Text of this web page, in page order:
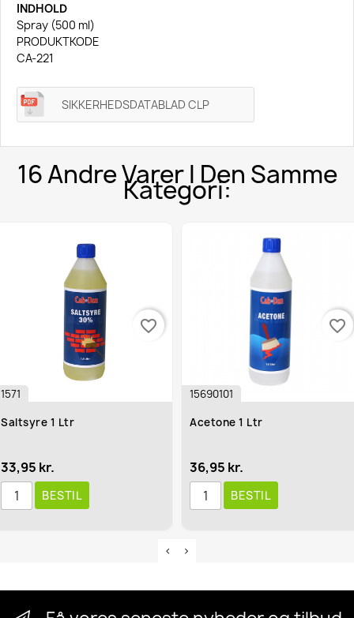
INDHOLD
Spray (500 ml)
PRODUKTKODE
CA-221
SIKKERHEDSDATABLAD CLP
16 Andre Varer I Den Samme
Kategori:
1571
Saltsyre 1 Ltr
33,95 kr.
BESTIL
favorite_border
15690101
Acetone 1 Ltr
36,95 kr.
BESTIL
favorite_border